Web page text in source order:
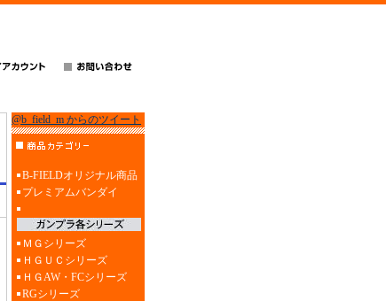
@b_field_m からのツイート
B-FIELDオリジナル商品
プレミアムバンダイ
ＭＧシリーズ
ＨＧＵＣシリーズ
ＨＧAW・FCシリーズ
RGシリーズ